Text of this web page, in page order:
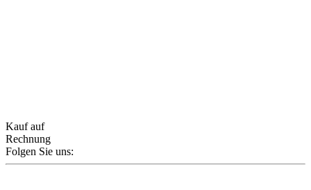
Kauf auf
Rechnung
Folgen Sie uns: